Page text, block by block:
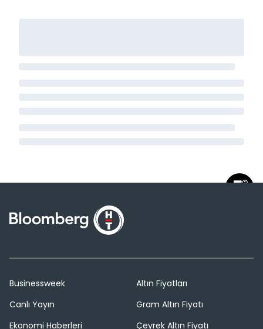
Businessweek
Canlı Yayın
Ekonomi Haberleri
Altın Fiyatları
Gram Altın Fiyatı
Çeyrek Altın Fiyatı